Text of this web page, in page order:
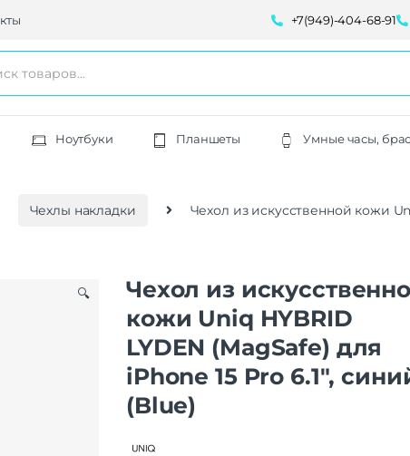
+7(949)-404-68-91
Ноутбуки Планшеты Умные часы,
Чехлы накладки Чехол из искусственной кожи
🔍
Чехол из
кожи Uniq HYBRID
LYDEN (MagSafe) для
iPhone 15 Pro 6.1″,
(Blue)